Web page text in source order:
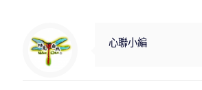
心聯小編